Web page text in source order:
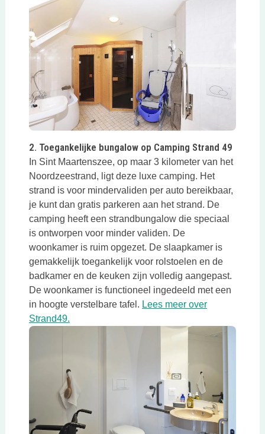
2. Toegankelijke bungalow op Camping Strand 49
In Sint Maartenszee, op maar 3 kilometer van het
Noordzeestrand, ligt deze luxe camping. Het
strand is voor mindervaliden per auto bereikbaar,
je kunt dan gratis parkeren aan het strand. De
camping heeft een strandbungalow die speciaal
is ontworpen voor minder validen. De
woonkamer is ruim opgezet. De slaapkamer is
gemakkelijk toegankelijk voor rolstoelen en de
badkamer en de keuken zijn volledig aangepast.
De woonkamer is functioneel ingedeeld met een
in hoogte verstelbare tafel. Lees meer over
Strand49.